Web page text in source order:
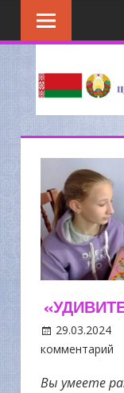
Перейти
29.03.2024
комментарий
Вы умеете